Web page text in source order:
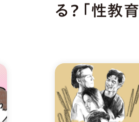
る？「性教